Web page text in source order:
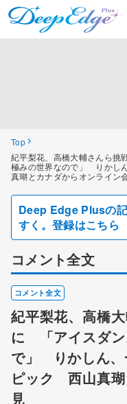
Top
紀平梨花、高橋大輔さんら
極みの世界なので」 りかし
真瑚とカナダからオンライン
Deep Edge Plusの
すく。登録はこちら
コメント全文
コメント全文
紀平梨花、高橋
に 「アイスダン
で」 りかしん、
ピック 西山真瑚
見